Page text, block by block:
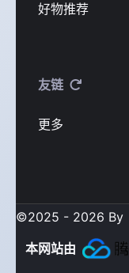
好物推荐
友链
更多
©2025 - 2026 By
本网站由